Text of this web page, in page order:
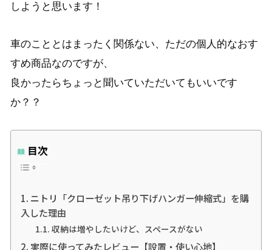
しようと思います！
車のこととはまったく関係ない、ただの個人的なおす
すめ商品なのですが、
良かったらちょっと聞いていただいてもいいです
か？？
目次
ニトリ「クローゼット吊り下げハンガー伸縮式」を購
入した理由
収納は増やしたいけど、スペースがない
実際に使ってみたレビュー【設置・使い心地】